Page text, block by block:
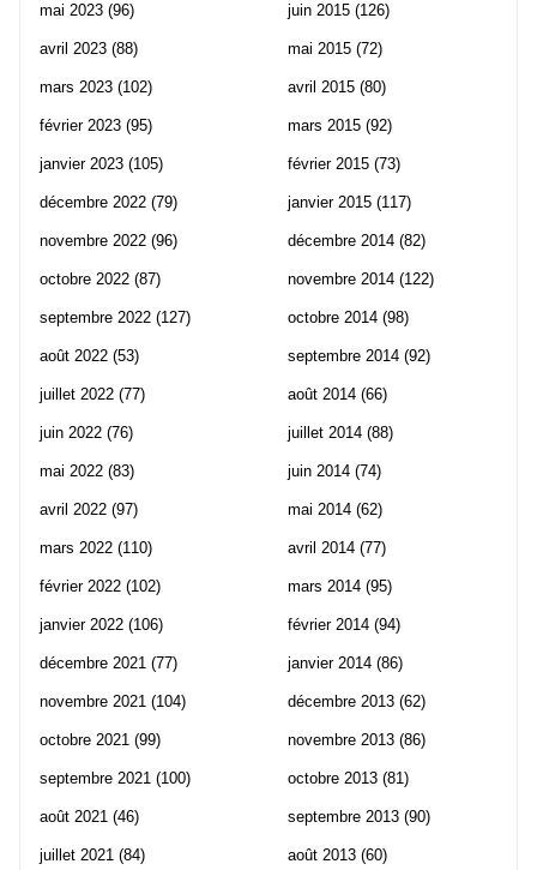
mai 2023 (96)
avril 2023 (88)
mars 2023 (102)
février 2023 (95)
janvier 2023 (105)
décembre 2022 (79)
novembre 2022 (96)
octobre 2022 (87)
septembre 2022 (127)
août 2022 (53)
juillet 2022 (77)
juin 2022 (76)
mai 2022 (83)
avril 2022 (97)
mars 2022 (110)
février 2022 (102)
janvier 2022 (106)
décembre 2021 (77)
novembre 2021 (104)
octobre 2021 (99)
septembre 2021 (100)
août 2021 (46)
juillet 2021 (84)
juin 2015 (126)
mai 2015 (72)
avril 2015 (80)
mars 2015 (92)
février 2015 (73)
janvier 2015 (117)
décembre 2014 (82)
novembre 2014 (122)
octobre 2014 (98)
septembre 2014 (92)
août 2014 (66)
juillet 2014 (88)
juin 2014 (74)
mai 2014 (62)
avril 2014 (77)
mars 2014 (95)
février 2014 (94)
janvier 2014 (86)
décembre 2013 (62)
novembre 2013 (86)
octobre 2013 (81)
septembre 2013 (90)
août 2013 (60)